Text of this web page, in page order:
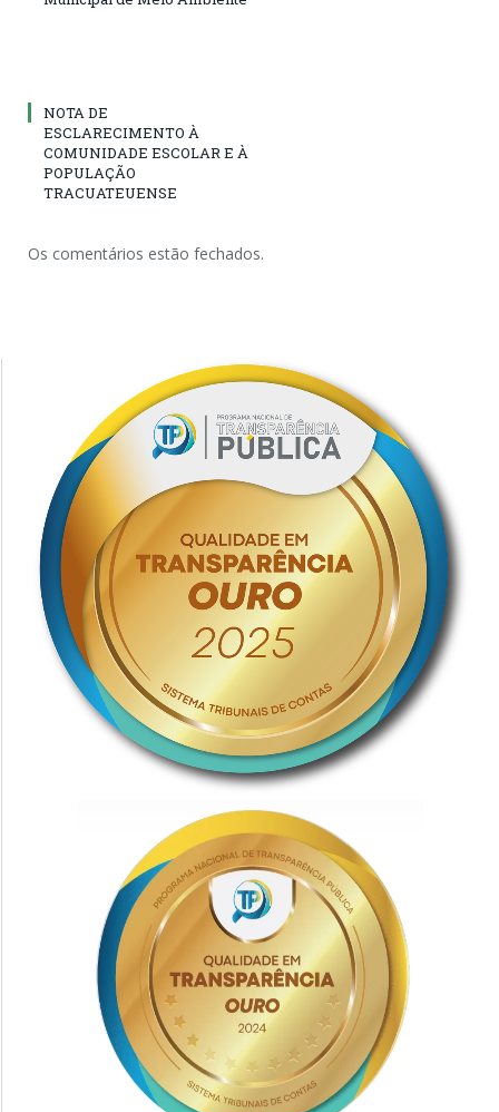
NOTA DE
ESCLARECIMENTO À
COMUNIDADE ESCOLAR E À
POPULAÇÃO
TRACUATEUENSE
Os comentários estão fechados.